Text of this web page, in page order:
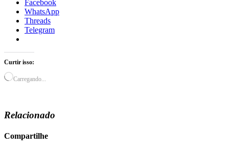
Facebook
WhatsApp
Threads
Telegram
Curtir isso:
Carregando...
Relacionado
Compartilhe